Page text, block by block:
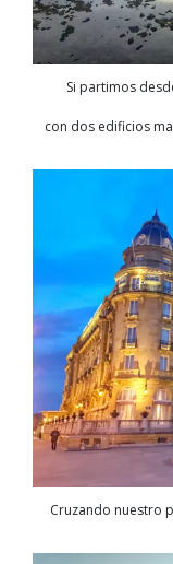
Si partimos
con dos edificios
Cruzando nuestro